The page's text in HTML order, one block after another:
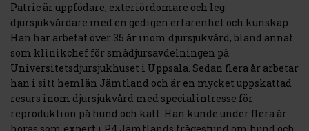
Patric är uppfödare, exteriördomare och leg
djursjukvårdare med en gedigen erfarenhet och kunskap.
Han har arbetat över 35 år inom djursjukvård, bland annat
som klinikchef för smådjursavdelningen på
Universitetsdjursjukhuset i Uppsala. Sedan flera år arbetar
han i sitt hemlän Jämtland och är en mycket uppskattad
resurs inom djursjukvård med specialintresse för
reproduktion på hund och katt. Han kunde under flera år